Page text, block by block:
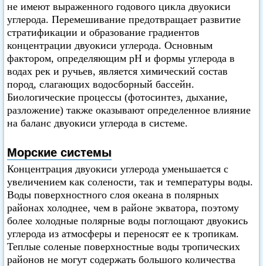
не имеют выраженного годового цикла двуокиси
углерода. Перемешивание предотвращает развитие
стратификации и образование градиентов
концентрации двуокиси углерода. Основным
фактором, определяющим pH и формы углерода в
водах рек и ручьев, является химический состав
пород, слагающих водосборный бассейн.
Биологические процессы (фотосинтез, дыхание,
разложение) также оказывают определенное влияние
на баланс двуокиси углерода в системе.
Морские системы
Концентрация двуокиси углерода уменьшается с
увеличением как солености, так и температуры воды.
Воды поверхностного слоя океана в полярных
районах холоднее, чем в районе экватора, поэтому
более холодные полярные воды поглощают двуокись
углерода из атмосферы и переносят ее к тропикам.
Теплые соленые поверхностные воды тропических
районов не могут содержать большого количества